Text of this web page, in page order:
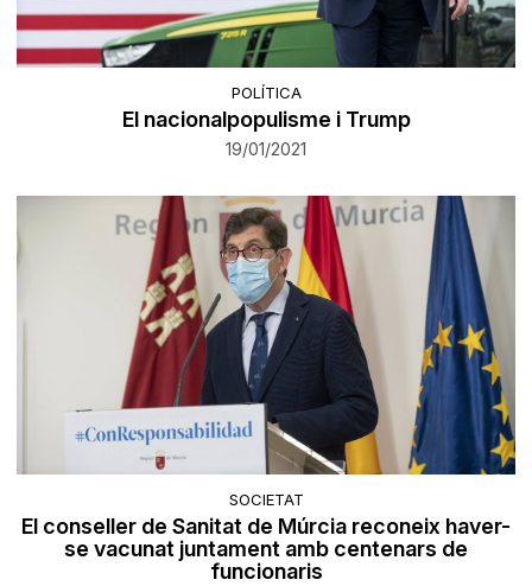
POLÍTICA
El nacionalpopulisme i Trump
19/01/2021
SOCIETAT
El conseller de Sanitat de Múrcia reconeix haver-
se vacunat juntament amb centenars de
funcionaris